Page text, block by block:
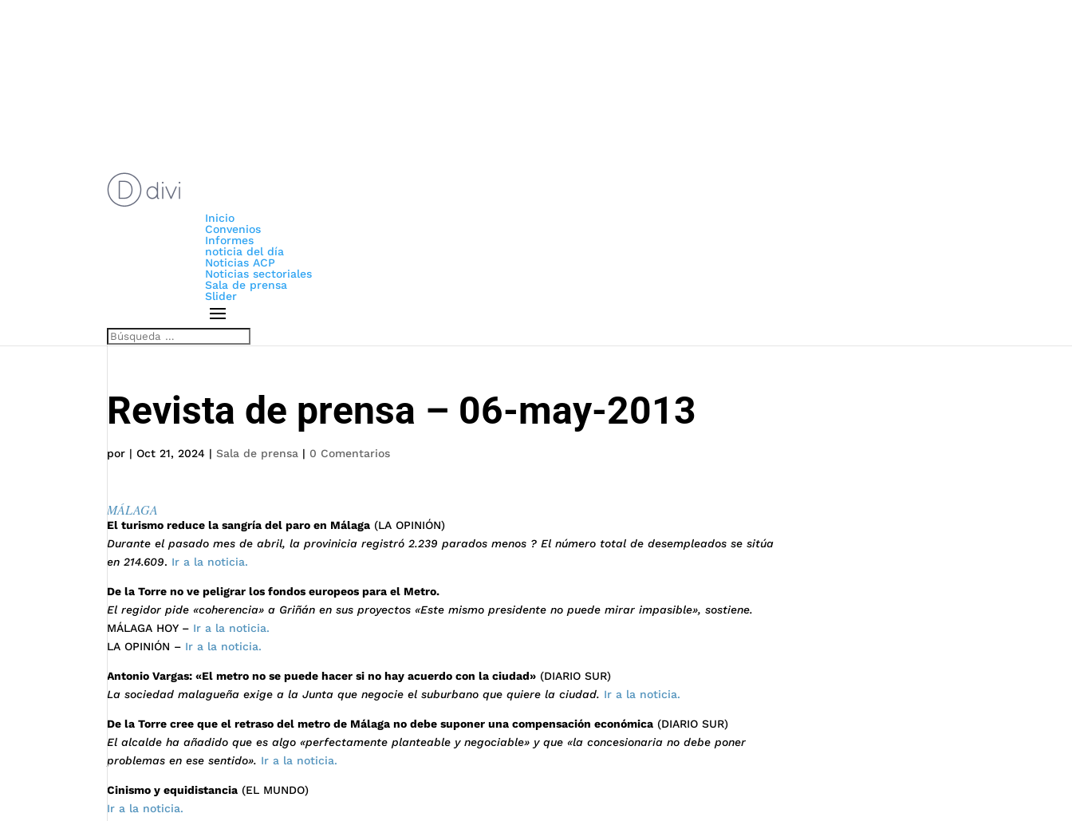
Inicio
Convenios
Informes
noticia del día
Noticias ACP
Noticias sectoriales
Sala de prensa
Slider
Revista de prensa – 06-may-2013
por |Oct 21, 2024 |Sala de prensa | 0 Comentarios
MÁLAGA
El turismo reduce la sangría del paro en Málaga (LA OPINIÓN)
Durante el pasado mes de abril, la provinicia registró 2.239 parados menos ? El número total de desempleados se sitúa
en 214.609. Ir a la noticia.
De la Torre no ve peligrar los fondos europeos para el Metro.
El regidor pide «coherencia» a Griñán en sus proyectos «Este mismo presidente no puede mirar impasible», sostiene.
MÁLAGA HOY – Ir a la noticia.
LA OPINIÓN – Ir a la noticia.
Antonio Vargas: «El metro no se puede hacer si no hay acuerdo con la ciudad» (DIARIO SUR)
La sociedad malagueña exige a la Junta que negocie el suburbano que quiere la ciudad. Ir a la noticia.
De la Torre cree que el retraso del metro de Málaga no debe suponer una compensación económica (DIARIO SUR)
El alcalde ha añadido que es algo «perfectamente planteable y negociable» y que «la concesionaria no debe poner
problemas en ese sentido». Ir a la noticia.
Cinismo y equidistancia (EL MUNDO)
Ir a la noticia.